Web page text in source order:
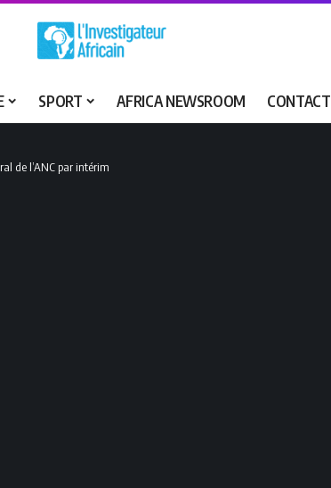
SPORT AFRICA NEWSROOM CONTACT
de l’ANC par intérim